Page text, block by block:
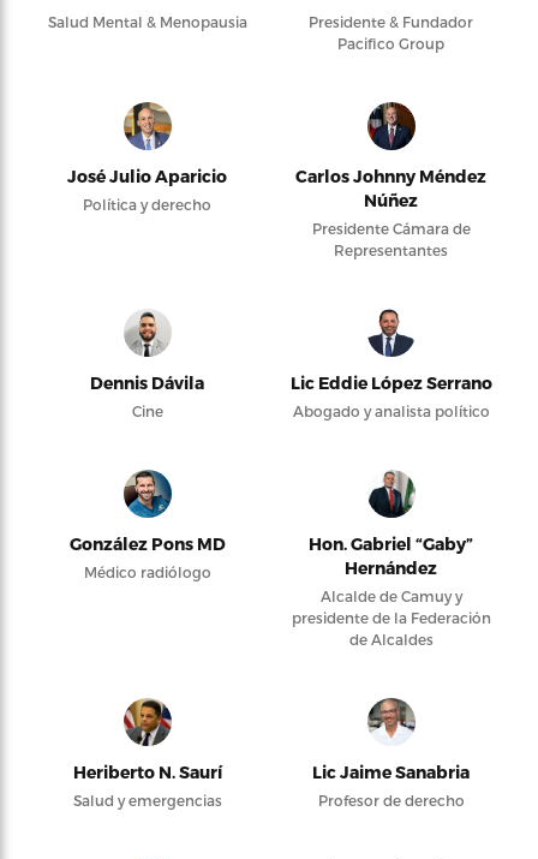
Salud Mental & Menopausia
Presidente & Fundador
Pacifico Group
José Julio Aparicio
Política y derecho
Carlos Johnny Méndez
Núñez
Presidente Cámara de
Representantes
Dennis Dávila
Cine
Lic Eddie López Serrano
Abogado y analista político
González Pons MD
Médico radiólogo
Hon. Gabriel “Gaby”
Hernández
Alcalde de Camuy y
presidente de la Federación
de Alcaldes
Heriberto N. Saurí
Salud y emergencias
Lic Jaime Sanabria
Profesor de derecho